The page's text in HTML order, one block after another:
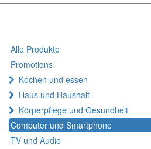
Alle Produkte
Promotions
Kochen und essen
Haus und Haushalt
Körperpflege und Gesundheit
Computer und Smartphone
TV und Audio